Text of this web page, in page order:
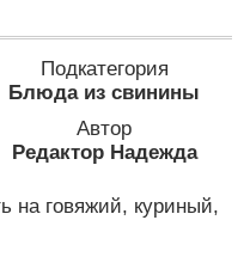
Подкатегория
Блюда из свинины
Автор
Редактор Надежда
на говяжий, куриный,